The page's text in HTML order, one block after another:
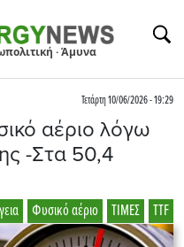
· Άμυνα
Τετάρτη 10/06/2026 - 19:29
αέριο λόγω
-Στα 50,4
TTF
ΤΙΜΕΣ
Φυσικό αέριο